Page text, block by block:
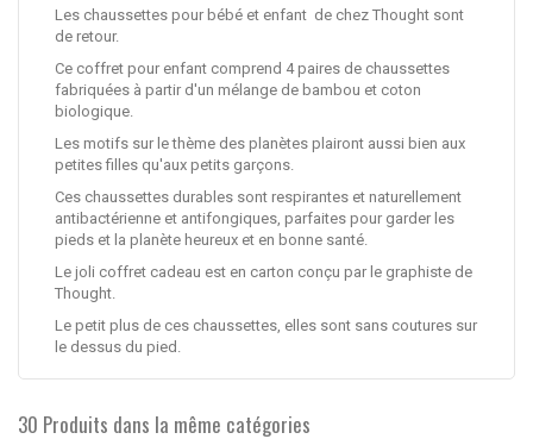
Les chaussettes pour bébé et enfant de chez Thought sont
de retour.
Ce coffret pour enfant comprend 4 paires de chaussettes
fabriquées à partir d'un mélange de bambou et coton
biologique.
Les motifs sur le thème des planètes plairont aussi bien aux
petites filles qu'aux petits garçons.
Ces chaussettes durables sont respirantes et naturellement
antibactérienne et antifongiques, parfaites pour garder les
pieds et la planète heureux et en bonne santé.
Le joli coffret cadeau est en carton conçu par le graphiste de
Thought.
Le petit plus de ces chaussettes, elles sont sans coutures sur
le dessus du pied.
30 Produits dans la même catégories